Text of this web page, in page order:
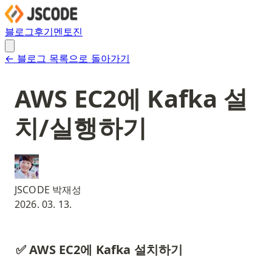
블로그후기멘토진
← 블로그 목록으로 돌아가기
AWS EC2에 Kafka 설
치/실행하기
JSCODE 박재성
2026. 03. 13.
✅ AWS EC2에 Kafka 설치하기